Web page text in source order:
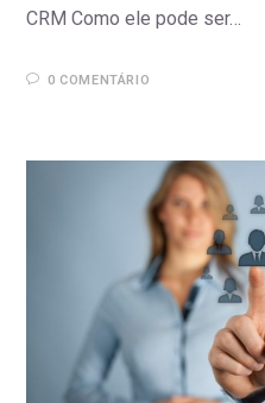
CRM Como ele pode ser…
0 COMENTÁRIO